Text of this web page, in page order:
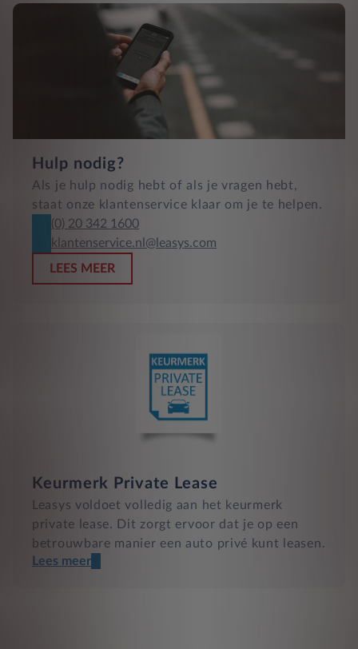
Hulp nodig?
Als je hulp nodig hebt of als je vragen hebt,
staat onze klantenservice klaar om je te helpen.
(0) 20 342 1600
klantenservice.nl@leasys.com
LEES MEER
Keurmerk Private Lease
Leasys voldoet volledig aan het keurmerk
private lease. Dit zorgt ervoor dat je op een
betrouwbare manier een auto privé kunt leasen.
Lees meer